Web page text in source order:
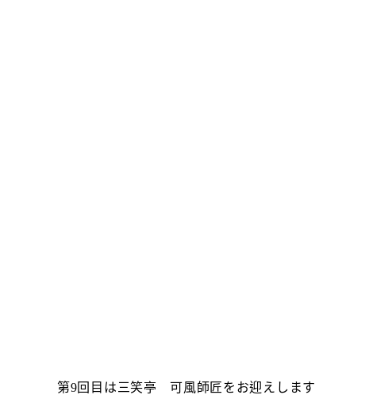
第9回目は三笑亭 可風師匠をお迎えします